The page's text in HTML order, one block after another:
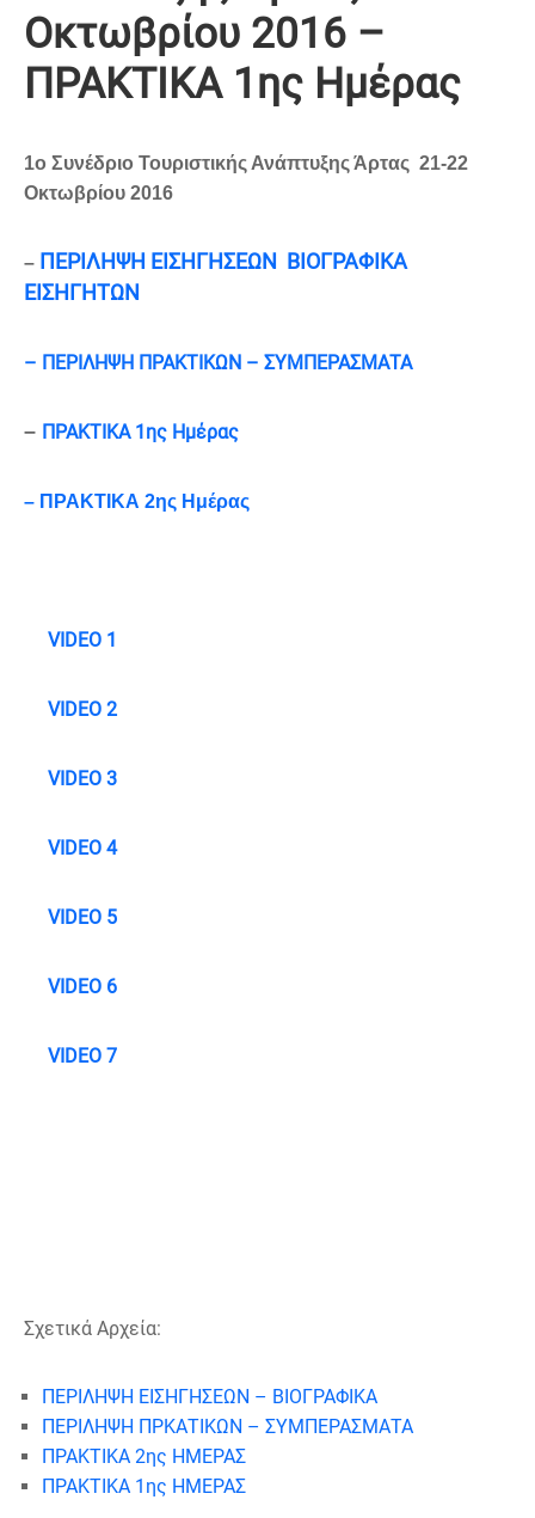
Οκτωβρίου 2016 –
ΠΡΑΚΤΙΚΑ 1ης Ημέρας
1ο Συνέδριο Τουριστικής Ανάπτυξης Άρτας 21-22
Οκτωβρίου 2016
– ΠΕΡΙΛΗΨΗ ΕΙΣΗΓΗΣΕΩΝ ΒΙΟΓΡΑΦΙΚΑ
ΕΙΣΗΓΗΤΩΝ
– ΠΕΡΙΛΗΨΗ ΠΡΑΚΤΙΚΩΝ – ΣΥΜΠΕΡΑΣΜΑΤΑ
– ΠΡΑΚΤΙΚΑ 1ης Ημέρας
– ΠΡΑΚΤΙΚΑ 2ης Ημέρας
VIDEO 1
VIDEO 2
VIDEO 3
VIDEO 4
VIDEO 5
VIDEO 6
VIDEO 7
Σχετικά Αρχεία:
ΠΕΡΙΛΗΨΗ ΕΙΣΗΓΗΣΕΩΝ – ΒΙΟΓΡΑΦΙΚΑ
ΠΕΡΙΛΗΨΗ ΠΡΚΑΤΙΚΩΝ – ΣΥΜΠΕΡΑΣΜΑΤΑ
ΠΡΑΚΤΙΚΑ 2ης ΗΜΕΡΑΣ
ΠΡΑΚΤΙΚΑ 1ης ΗΜΕΡΑΣ